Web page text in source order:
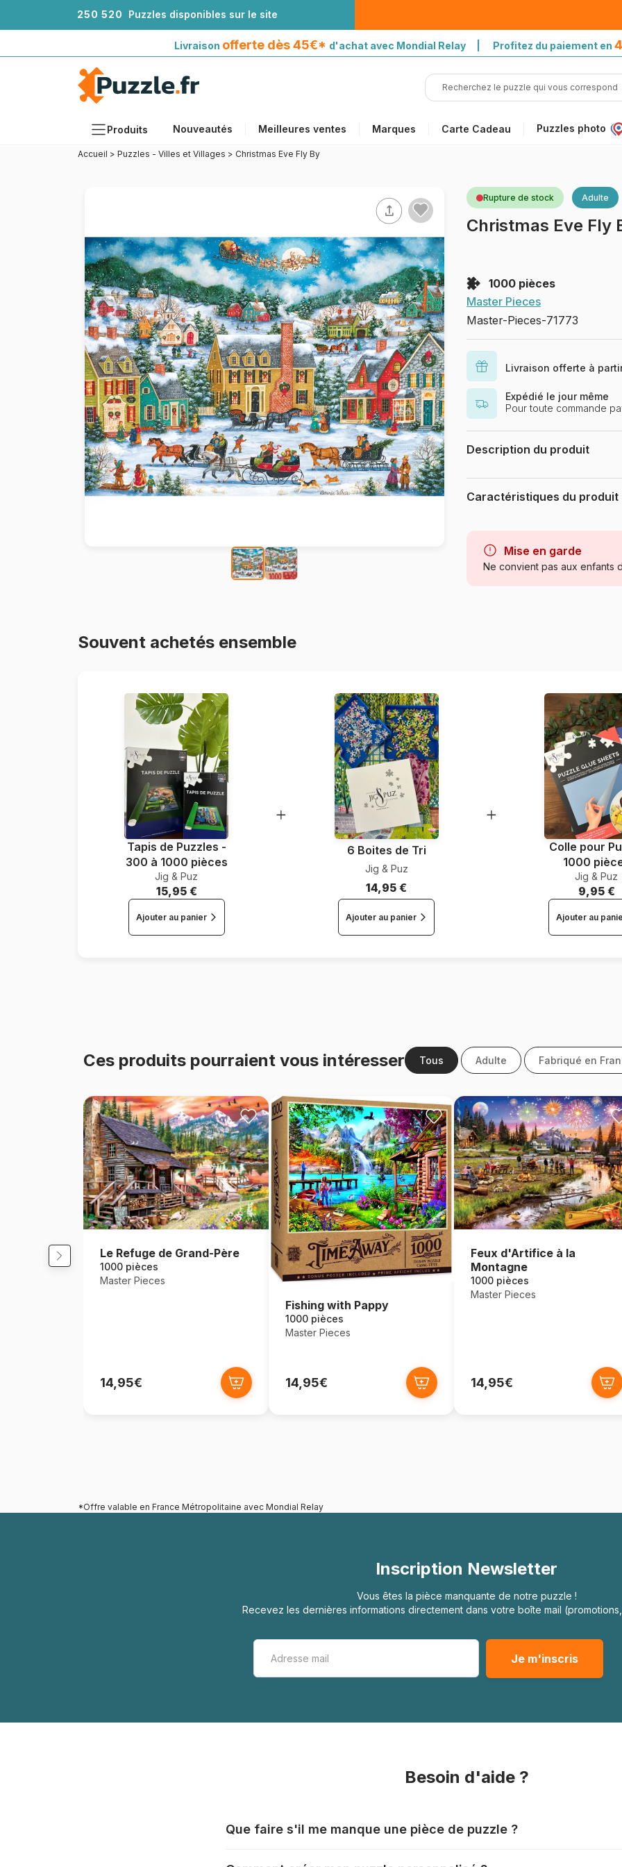
250 520 Puzzles disponibles sur le site
Livraison offerte dès 45€* d'achat avec Mondial Relay | Profitez du paiement en
Produits Nouveautés Meilleures ventes Marques Carte Cadeau Puzzles photo
Âges
Artistes
Accessoires
Puzzles en bois
Peinture au numéro
avec Mondial Relay
Accueil > Puzzles - Villes et Villages > Christmas Eve Fly By
Rupture de stock Adulte
Christmas Eve Fly
1000 pièces
Master Pieces
Master-Pieces-71773
Livraison offerte à
Expédié le jour même
Pour toute commande
Description du produit
Bonnie White
Caractéristiques du produit
Catégorie
Age
Mise en garde
Ne convient pas aux enfants
Souvent achetés ensemble
Tapis de Puzzles -
300 à 1000 pièces
Jig & Puz
15,95 €
Ajouter au panier
6 Boites de Tri
Jig & Puz
14,95 €
Ajouter au panier
Colle pour
1000
Jig & Puz
9,95 €
Ajouter au
Ces produits pourraient vous intéresser Tous Adulte Fabriqué en
Le Refuge de Grand-Père
1000 pièces
Master Pieces
14,95€
Fishing with Pappy
1000 pièces
Master Pieces
14,95€
Feux d'Artifice à la
Montagne
1000 pièces
Master Pieces
14,95€
*Offre valable en France Métropolitaine avec Mondial Relay
Inscription Newsletter
Vous êtes la pièce manquante de notre puzzle !
Recevez les dernières informations directement dans votre boîte mail
Besoin d'aide ?
Que faire s'il me manque une pièce de puzzle ?